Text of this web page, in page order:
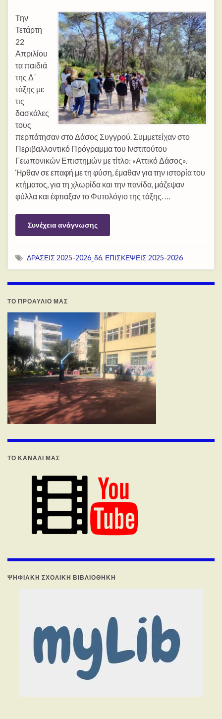
Την
Τετάρτη
22
Απριλίου
τα παιδιά
της Δ΄
τάξης με
τις
δασκάλες
τους
περπάτησαν στο Δάσος Συγγρού. Συμμετείχαν στο
Περιβαλλοντικό Πρόγραμμα του Ινστιτούτου
Γεωπονικών Επιστημών με τίτλο: «Αττικό Δάσος».
Ήρθαν σε επαφή με τη φύση, έμαθαν για την ιστορία του
κτήματος, για τη χλωρίδα και την πανίδα, μάζεψαν
φύλλα και έφτιαξαν το Φυτολόγιο της τάξης. …
Συνέχεια ανάγνωσης
ΔΡΑΣΕΙΣ 2025-2026_δ6, ΕΠΙΣΚΕΨΕΙΣ 2025-2026
ΤΟ ΠΡΟΑΥΛΙΟ ΜΑΣ
ΤΟ ΚΑΝΑΛΙ ΜΑΣ
ΨΗΦΙΑΚΉ ΣΧΟΛΙΚΉ ΒΙΒΛΙΟΘΉΚΗ